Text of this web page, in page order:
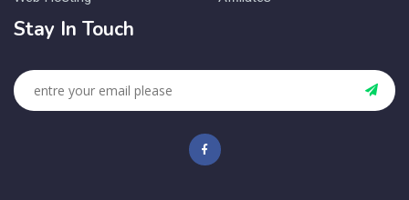
Stay In Touch